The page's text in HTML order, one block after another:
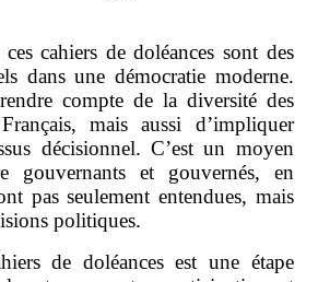
cahiers de doléances sont des
dans une démocratie moderne.
compte de la diversité des
mais aussi d’impliquer
décisionnel. C’est un moyen
gouvernants et gouvernés, en
pas seulement entendues, mais
politiques.
de doléances est une étape